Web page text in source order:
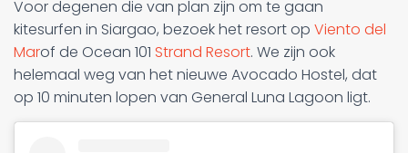
Voor degenen die van plan zijn om te gaan
kitesurfen in Siargao, bezoek het resort op Viento del
Marof de Ocean 101 Strand Resort. We zijn ook
helemaal weg van het nieuwe Avocado Hostel, dat
op 10 minuten lopen van General Luna Lagoon ligt.